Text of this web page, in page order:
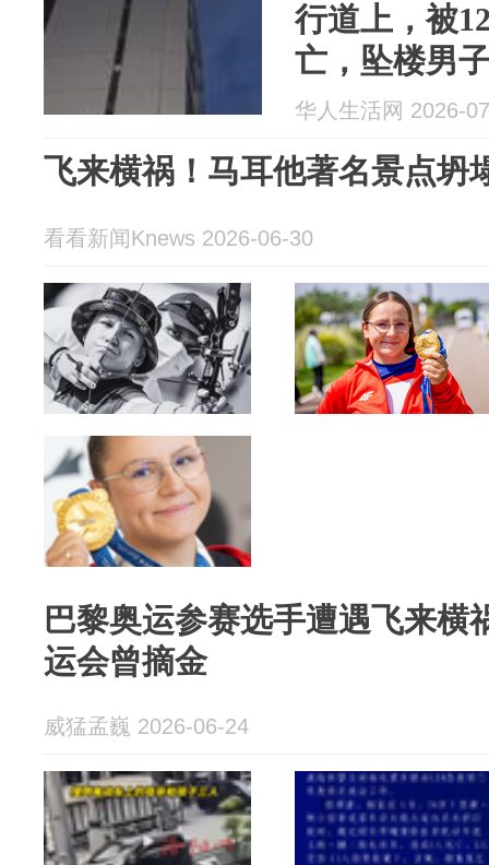
行道上，被
亡，坠楼男
华人生活网 2026-
飞来横祸！马耳他著名景点坍
看看新闻Knews 2026-06-30
巴黎奥运参赛选手遭遇飞来横
运会曾摘金
威猛孟巍 2026-06-24